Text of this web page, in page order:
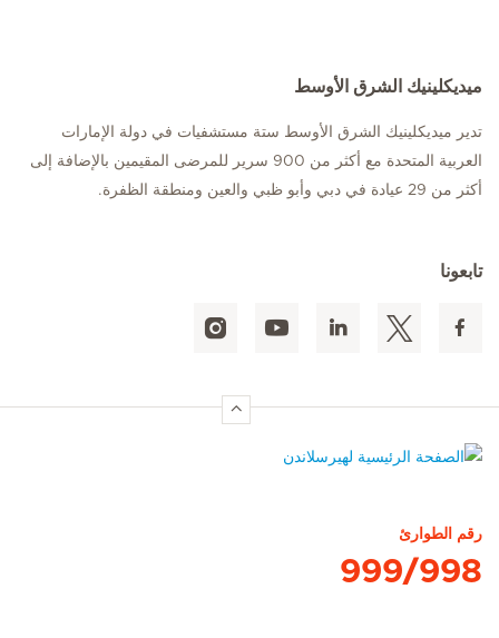
ميديكلينيك الشرق الأوسط
تدير ميديكلينيك الشرق الأوسط ستة مستشفيات في دولة الإمارات
العربية المتحدة مع أكثر من 900 سرير للمرضى المقيمين بالإضافة إلى
أكثر من 29 عيادة في دبي وأبو ظبي والعين ومنطقة الظفرة.
تابعونا
رقم الطوارئ
999/998